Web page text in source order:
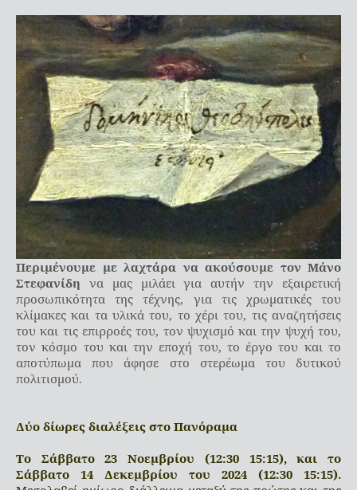
Περιμένουμε με λαχτάρα να ακούσουμε τον Μάνο
Στεφανίδη να μας μιλάει για αυτήν την εξαιρετική
προσωπικότητα της τέχνης, για τις χρωματικές του
κλίμακες και τα υλικά του, το χέρι του, τις αναζητήσεις
του και τις επιρροές του, τον ψυχισμό και την ψυχή του,
τον κόσμο του και την εποχή του, το έργο του και το
αποτύπωμα που άφησε στο στερέωμα του δυτικού
πολιτισμού.
Δύο δίωρες διαλέξεις στο Πανόραμα
Το Σάββατο 23 Νοεμβρίου (12:30 15:15), και το
Σάββατο 14 Δεκεμβρίου του 2024 (12:30 15:15).